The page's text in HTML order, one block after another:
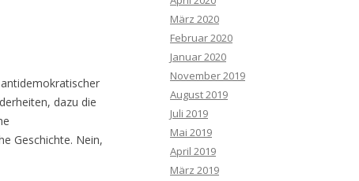
dazu die
Geschichte. Nein,
März 2020
Februar 2020
Januar 2020
November 2019
August 2019
Juli 2019
Mai 2019
April 2019
März 2019